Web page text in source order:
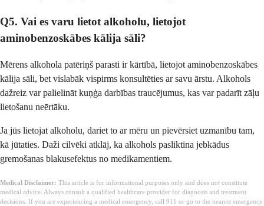
Q5. Vai es varu lietot alkoholu, lietojot
aminobenzoskābes kālija sāli?
Mērens alkohola patēriņš parasti ir kārtībā, lietojot aminobenzoskābes
kālija sāli, bet vislabāk vispirms konsultēties ar savu ārstu. Alkohols
dažreiz var palielināt kuņģa darbības traucējumus, kas var padarīt zāļu
lietošanu neērtāku.
Ja jūs lietojat alkoholu, dariet to ar mēru un pievērsiet uzmanību tam,
kā jūtaties. Daži cilvēki atklāj, ka alkohols pasliktina jebkādus
gremošanas blakusefektus no medikamentiem.
Medical Disclaimer: This article is for informational purposes only and does not constitute
medical advice. Always consult a qualified healthcare provider for diagnosis and treatment
decisions. If you are experiencing a medical emergency, call 911 or go to the nearest emergency